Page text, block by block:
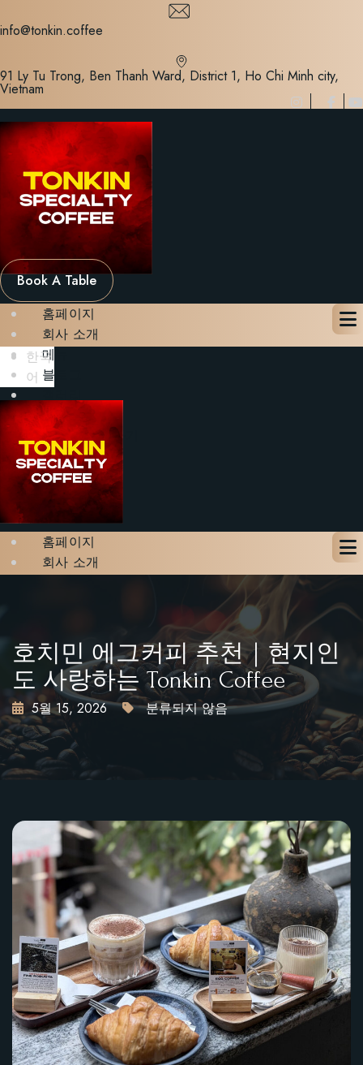
to
info@tonkin.coffee
91 Ly Tu Trong, Ben Thanh Ward, District 1, Ho Chi Minh city,
Vietnam
Book A Table
홈페이지
회사 소개
메뉴
블로그
문의하기
테이블 예약하기
X
한국
어
홈페이지
회사 소개
문의하기
테이블 예약하기
X
호치민 에그커피 추천｜현지인
도 사랑하는 Tonkin Coffee
5월 15, 2026 분류되지 않음